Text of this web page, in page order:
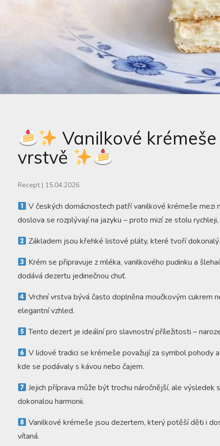
Vanilkové
vrstvě
Recept | 15.04.2026
V českých domácnostech patří vanilkové krémeše mezi
doslova se rozplývají na jazyku – proto mizí ze stolu
Základem jsou křehké listové pláty, které tvoří
Krém se připravuje z mléka, vanilkového pudinku a
dodává dezertu jedinečnou chuť.
Vrchní vrstva bývá často doplněna moučkovým cukrem
elegantní vzhled.
Tento dezert je ideální pro slavnostní příležitosti –
V lidové tradici se krémeše považují za symbol pohody
kde se podávaly s kávou nebo čajem.
Jejich příprava může být trochu náročnější, ale
dokonalou harmonii.
Vanilkové krémeše jsou dezertem, který potěší děti i
vítaná.